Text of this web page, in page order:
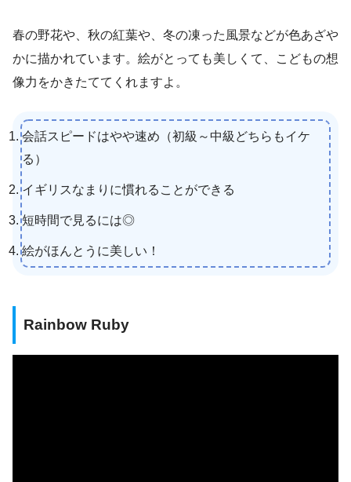
春の野花や、秋の紅葉や、冬の凍った風景などが色あざや
かに描かれています。 絵がとっても美しくて、こどもの想
像力をかきたててくれますよ。
会話スピードはやや速め（初級～中級どちらもイケ
る）
イギリスなまりに慣れることができる
短時間で見るには◎
絵がほんとうに美しい！
Rainbow Ruby